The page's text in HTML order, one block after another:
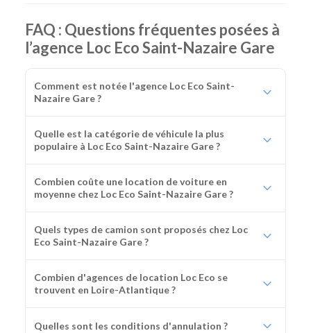
FAQ : Questions fréquentes posées à
l’agence Loc Eco Saint-Nazaire Gare
Comment est notée l'agence Loc Eco Saint-
Nazaire Gare ?
Quelle est la catégorie de véhicule la plus
populaire à Loc Eco Saint-Nazaire Gare ?
Combien coûte une location de voiture en
moyenne chez Loc Eco Saint-Nazaire Gare ?
Quels types de camion sont proposés chez Loc
Eco Saint-Nazaire Gare ?
Combien d'agences de location Loc Eco se
trouvent en Loire-Atlantique ?
Quelles sont les conditions d'annulation ?